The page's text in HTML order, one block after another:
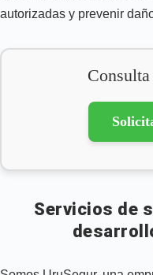
autorizadas y prevenir
Servicios de